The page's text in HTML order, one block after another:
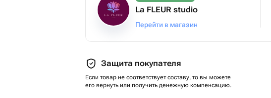
La FLEUR studio
Перейти в магазин
Защита покупателя
Если товар не соответствует составу, то вы можете
его вернуть или получить денежную компенсацию.